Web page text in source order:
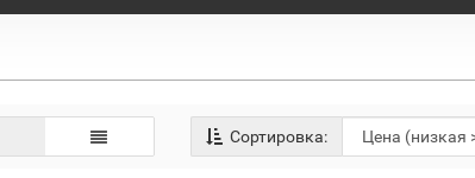
Сортировка: